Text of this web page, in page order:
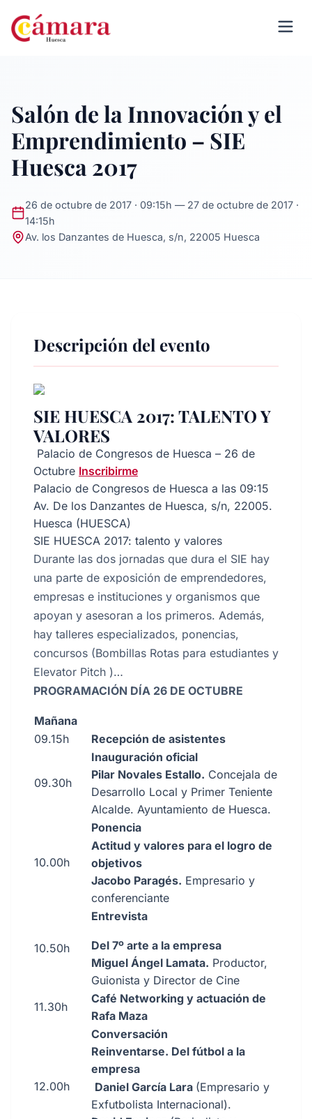
Salón de la Innovación y el
Emprendimiento – SIE
Huesca 2017
26 de octubre de 2017 · 09:15h — 27 de octubre de 2017 ·
14:15h
Av. los Danzantes de Huesca, s/n, 22005 Huesca
Descripción del evento
SIE HUESCA 2017: TALENTO Y
VALORES
Palacio de Congresos de Huesca – 26 de
Octubre Inscribirme
Palacio de Congresos de Huesca a las 09:15
Av. De los Danzantes de Huesca, s/n, 22005.
Huesca (HUESCA)
SIE HUESCA 2017: talento y valores
Durante las dos jornadas que dura el SIE hay
una parte de exposición de emprendedores,
empresas e instituciones y organismos que
apoyan y asesoran a los primeros. Además,
hay talleres especializados, ponencias,
concursos (Bombillas Rotas para estudiantes y
Elevator Pitch )…
PROGRAMACIÓN DÍA 26 DE OCTUBRE
Mañana
09.15h
Recepción de asistentes
09.30h
Inauguración oficial
Pilar Novales Estallo. Concejala de
Desarrollo Local y Primer Teniente
Alcalde. Ayuntamiento de Huesca.
10.00h
Ponencia
Actitud y valores para el logro de
objetivos
Jacobo Paragés. Empresario y
conferenciante
10.50h
Entrevista
Del 7º arte a la empresa
Miguel Ángel Lamata. Productor,
Guionista y Director de Cine
11.30h
Café Networking y actuación de
Rafa Maza
12.00h
Conversación
Reinventarse. Del fútbol a la
empresa
Daniel García Lara (Empresario y
Exfutbolista Internacional).